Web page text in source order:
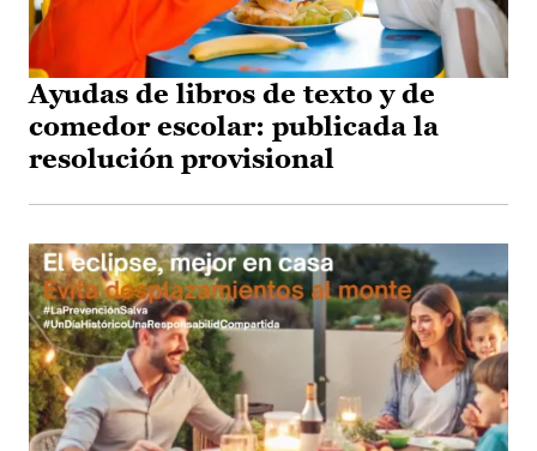
Ayudas de libros de texto y de
comedor escolar: publicada la
resolución provisional